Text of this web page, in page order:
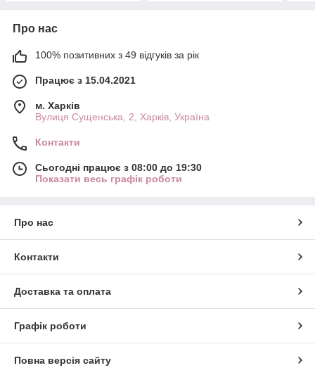
Про нас
100% позитивних з 49 відгуків за рік
Працює з 15.04.2021
м. Харків
Вулиця Сущенська, 2, Харків, Україна
Контакти
Сьогодні працює з 08:00 до 19:30
Показати весь графік роботи
Про нас
Контакти
Доставка та оплата
Графік роботи
Повна версія сайту